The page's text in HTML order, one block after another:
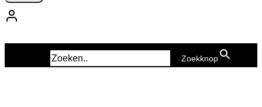
Zoekknop